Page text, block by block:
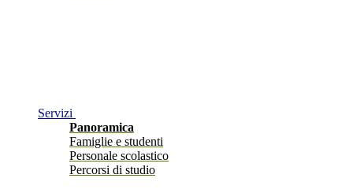
Servizi
Panoramica
Famiglie e studenti
Personale scolastico
Percorsi di studio